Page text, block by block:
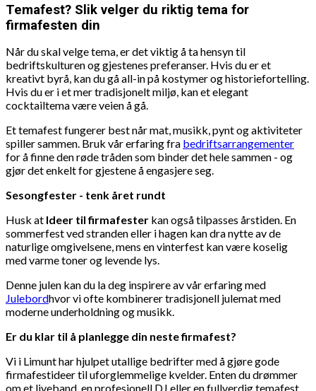
Temafest? Slik velger du riktig tema for
firmafesten din
Når du skal velge tema, er det viktig å ta hensyn til
bedriftskulturen og gjestenes preferanser. Hvis du er et
kreativt byrå, kan du gå all-in på kostymer og historiefortelling.
Hvis du er i et mer tradisjonelt miljø, kan et elegant
cocktailtema være veien å gå.
Et temafest fungerer best når mat, musikk, pynt og aktiviteter
spiller sammen. Bruk vår erfaring fra bedriftsarrangementer
for å finne den røde tråden som binder det hele sammen - og
gjør det enkelt for gjestene å engasjere seg.
Sesongfester - tenk året rundt
Husk at Ideer til firmafester kan også tilpasses årstiden. En
sommerfest ved stranden eller i hagen kan dra nytte av de
naturlige omgivelsene, mens en vinterfest kan være koselig
med varme toner og levende lys.
Denne julen kan du la deg inspirere av vår erfaring med
Julebordhvor vi ofte kombinerer tradisjonell julemat med
moderne underholdning og musikk.
Er du klar til å planlegge din neste firmafest?
Vi i Limunt har hjulpet utallige bedrifter med å gjøre gode
firmafestideer til uforglemmelige kvelder. Enten du drømmer
om et liveband, en profesjonell DJ eller en fullverdig temafest,